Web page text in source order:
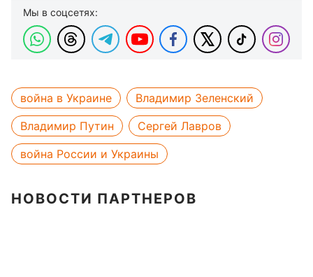
Мы в соцсетях:
война в Украине
Владимир Зеленский
Владимир Путин
Сергей Лавров
война России и Украины
НОВОСТИ ПАРТНЕРОВ